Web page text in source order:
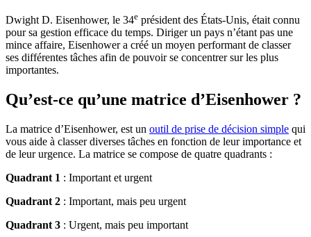
Dwight D. Eisenhower, le 34e président des États-Unis, était connu
pour sa gestion efficace du temps. Diriger un pays n’étant pas une
mince affaire, Eisenhower a créé un moyen performant de classer
ses différentes tâches afin de pouvoir se concentrer sur les plus
importantes.
Qu’est-ce qu’une matrice d’Eisenhower ?
La matrice d’Eisenhower, est un outil de prise de décision simple qui
vous aide à classer diverses tâches en fonction de leur importance et
de leur urgence. La matrice se compose de quatre quadrants :
Quadrant 1 : Important et urgent
Quadrant 2 : Important, mais peu urgent
Quadrant 3 : Urgent, mais peu important